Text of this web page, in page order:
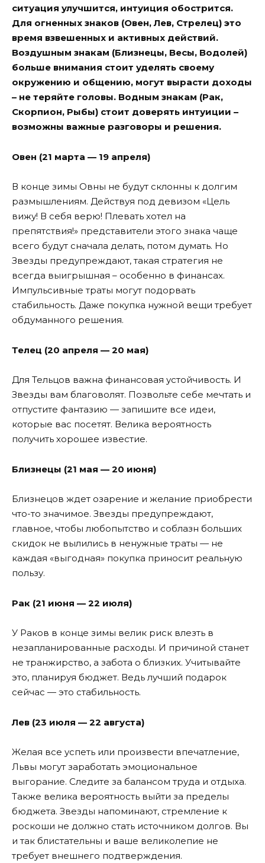
ситуация улучшится, интуиция обострится.
Для огненных знаков (Овен, Лев, Стрелец) это
время взвешенных и активных действий.
Воздушным знакам (Близнецы, Весы, Водолей)
больше внимания стоит уделять своему
окружению и общению, могут вырасти доходы
– не теряйте головы. Водным знакам (Рак,
Скорпион, Рыбы) стоит доверять интуиции –
возможны важные разговоры и решения.
Овен (21 марта — 19 апреля)
В конце зимы Овны не будут склонны к долгим
размышлениям. Действуя под девизом «Цель
вижу! В себя верю! Плевать хотел на
препятствия!» представители этого знака чаще
всего будут сначала делать, потом думать. Но
Звезды предупреждают, такая стратегия не
всегда выигрышная – особенно в финансах.
Импульсивные траты могут подорвать
стабильность. Даже покупка нужной вещи требует
обдуманного решения.
Телец (20 апреля — 20 мая)
Для Тельцов важна финансовая устойчивость. И
Звезды вам благоволят. Позвольте себе мечтать и
отпустите фантазию — запишите все идеи,
которые вас посетят. Велика вероятность
получить хорошее известие.
Близнецы (21 мая — 20 июня)
Близнецов ждет озарение и желание приобрести
что-то значимое. Звезды предупреждают,
главное, чтобы любопытство и соблазн больших
скидок не вылились в ненужные траты — не
каждая «выгодная» покупка приносит реальную
пользу.
Рак (21 июня — 22 июля)
У Раков в конце зимы велик риск влезть в
незапланированные расходы. И причиной станет
не транжирство, а забота о близких. Учитывайте
это, планируя бюджет. Ведь лучший подарок
сейчас — это стабильность.
Лев (23 июля — 22 августа)
Желая все успеть или произвести впечатление,
Львы могут заработать эмоциональное
выгорание. Следите за балансом труда и отдыха.
Также велика вероятность выйти за пределы
бюджета. Звезды напоминают, стремление к
роскоши не должно стать источником долгов. Вы
и так блистательны и ваше великолепие не
требует внешнего подтверждения.